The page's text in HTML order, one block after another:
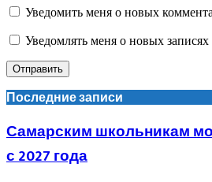
Уведомить меня о новых
Уведомлять меня о новых записях
Последние записи
Самарским школьникам
с 2027 года